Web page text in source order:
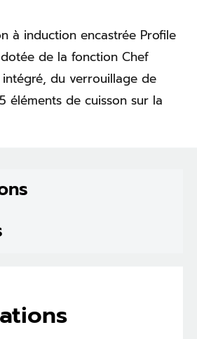
à induction encastrée Profile
de la fonction Chef
du verrouillage de
éléments de cuisson sur la